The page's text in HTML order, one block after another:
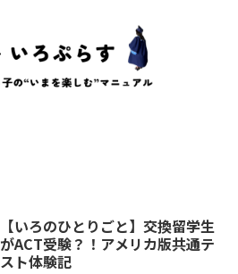
【いろのひとりごと】交換留学生
がACT受験？！アメリカ版共通テ
スト体験記